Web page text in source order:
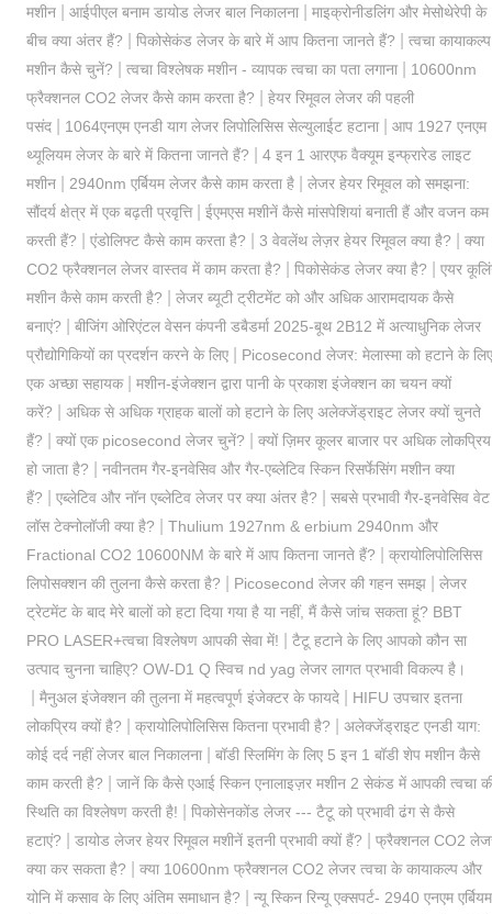
मशीन| आईपीएल बनाम डायोड लेजर बाल निकालना| माइक्रोनीडलिंग और मेसोथेरेपी के
बीच क्या अंतर हैं?
पिकोसेकंड लेजर के बारे में आप कितना जानते हैं?
त्वचा कायाकल्प
मशीन कैसे चुनें?
त्वचा विश्लेषक मशीन - व्यापक त्वचा का पता लगाना| 10600nm
फ्रैक्शनल CO2 लेजर कैसे काम करता है?
हेयर रिमूवल लेजर की पहली
पसंद| 1064एनएम एनडी याग लेजर लिपोलिसिस सेल्युलाईट हटाना| आप 1927 एनएम
थ्यूलियम लेजर के बारे में कितना जानते हैं?
4 इन 1 आरएफ वैक्यूम इन्फ्रारेड लाइट
मशीन| 2940nm एर्बियम लेजर कैसे काम करता है| लेजर हेयर रिमूवल को समझना:
सौंदर्य क्षेत्र में एक बढ़ती प्रवृत्ति| ईएमएस मशीनें कैसे मांसपेशियां बनाती हैं और वजन कम
करती हैं?
एंडोलिफ्ट कैसे काम करता है? 3 वेवलेंथ लेज़र हेयर रिमूवल क्या है?
क्या
CO2 फ्रैक्शनल लेजर वास्तव में काम करता है?
पिकोसेकंड लेजर क्या है?
एयर
मशीन कैसे काम करती है?
लेजर ब्यूटी ट्रीटमेंट को और अधिक आरामदायक कैसे
बनाएं?
बीजिंग ओरिएंटल वेसन कंपनी डबैडर्मा 2025-बूथ 2B12 में अत्याधुनिक लेजर
प्रौद्योगिकियों का प्रदर्शन करने के लिए| Picosecond लेजर: मेलास्मा को हटाने के लिए
एक अच्छा सहायक| मशीन-इंजेक्शन द्वारा पानी के प्रकाश इंजेक्शन का चयन क्यों
करें?
अधिक से अधिक ग्राहक बालों को हटाने के लिए अलेक्जेंड्राइट लेजर क्यों चुनते
हैं?
क्यों एक picosecond लेजर चुनें?
क्यों ज़िमर कूलर बाजार पर अधिक लोकप्रिय
हो जाता है?
नवीनतम गैर-इनवेसिव और गैर-एब्लेटिव स्किन रिसर्फेसिंग मशीन क्या
हैं?
एब्लेटिव और नॉन एब्लेटिव लेजर पर क्या अंतर है?
सबसे प्रभावी गैर-इनवेसिव वेट
लॉस टेक्नोलॉजी क्या है?
Thulium 1927nm & erbium 2940nm और
Fractional CO2 10600NM के बारे में आप कितना जानते हैं?
क्रायोलिपोलिसिस
लिपोसक्शन की तुलना कैसे करता है?
Picosecond लेजर की गहन समझ| लेजर
ट्रेटमेंट के बाद मेरे बालों को हटा दिया गया है या नहीं, मैं कैसे जांच सकता हूं? BBT
PRO LASER+त्वचा विश्लेषण आपकी सेवा में!
टैटू हटाने के लिए आपको कौन सा
उत्पाद चुनना चाहिए? OW-D1 Q स्विच nd yag लेजर लागत प्रभावी विकल्प है।
मैनुअल इंजेक्शन की तुलना में महत्वपूर्ण इंजेक्टर के फायदे| HIFU उपचार इतना
लोकप्रिय क्यों है?
क्रायोलिपोलिसिस कितना प्रभावी है?
अलेक्जेंड्राइट एनडी याग:
कोई दर्द नहीं लेजर बाल निकालना| बॉडी स्लिमिंग के लिए 5 इन 1 बॉडी शेप मशीन कैसे
काम करती है?
जानें कि कैसे एआई स्किन एनालाइज़र मशीन 2 सेकंड में आपकी त्वचा
स्थिति का विश्लेषण करती है!
पिकोसेनकोंड लेजर --- टैटू को प्रभावी ढंग से कैसे
हटाएं?
डायोड लेजर हेयर रिमूवल मशीनें इतनी प्रभावी क्यों हैं?
फ्रैक्शनल CO2
क्या कर सकता है?
क्या 10600nm फ्रैक्शनल CO2 लेजर त्वचा के कायाकल्प और
योनि में कसाव के लिए अंतिम समाधान है?
न्यू स्किन रिन्यू एक्सपर्ट- 2940 एनएम एर्बियम